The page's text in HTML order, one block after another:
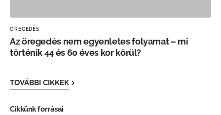
TOVÁBBI CIKKEK
ÖREGEDÉS
Az öregedés nem egyenletes folyamat – mi
történik 44 és 60 éves kor körül?
Cikkünk forrásai